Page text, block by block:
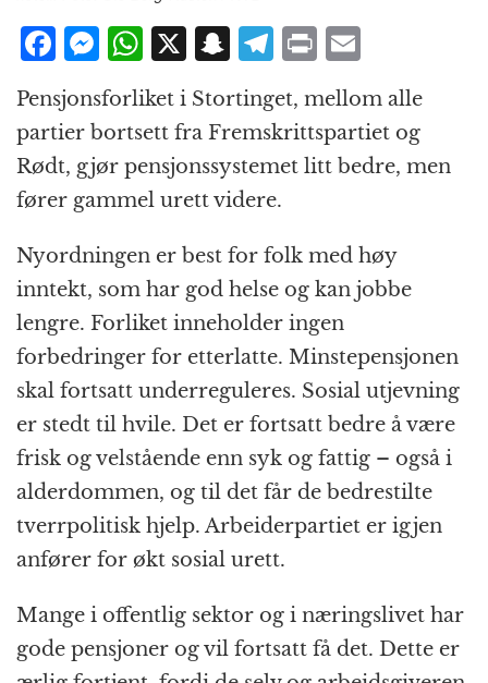
F
a
c
e
b
o
o
k
M
e
ss
e
n
g
e
r
W
h
at
s
A
p
p
X S
n
a
p
c
h
at
T
e
g
r
a
m
P
ri
n
t
ai
l
Pensjonsforliket i Stortinget, mellom alle
partier bortsett fra Fremskrittspartiet og
Rødt, gjør pensjonssystemet litt bedre, men
fører gammel urett videre.
Nyordningen er best for folk med høy
inntekt, som har god helse og kan jobbe
lengre. Forliket inneholder ingen
forbedringer for etterlatte. Minstepensjonen
skal fortsatt underreguleres. Sosial utjevning
er stedt til hvile. Det er fortsatt bedre å være
frisk og velstående enn syk og fattig – også i
alderdommen, og til det får de bedrestilte
tverrpolitisk hjelp. Arbeiderpartiet er igjen
anfører for økt sosial urett.
Mange i offentlig sektor og i næringslivet har
gode pensjoner og vil fortsatt få det. Dette er